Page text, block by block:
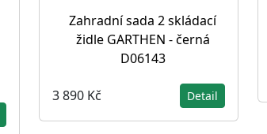
Zahradní sada 2 skládací
židle GARTHEN - černá
D06143
3 890 Kč Detail